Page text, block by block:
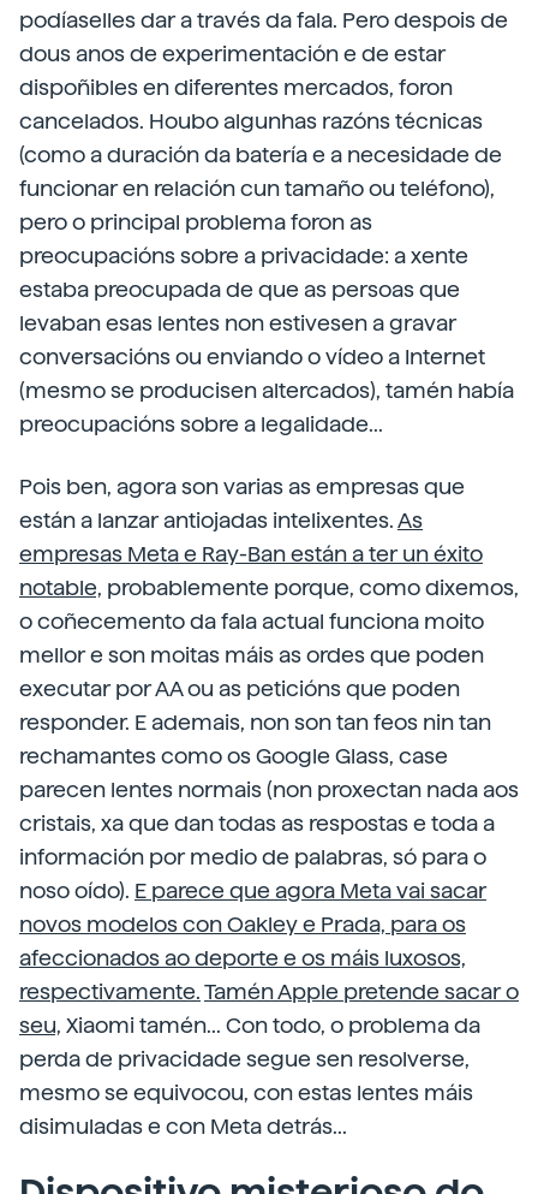
podíaselles dar a través da fala. Pero despois de
dous anos de experimentación e de estar
dispoñibles en diferentes mercados, foron
cancelados. Houbo algunhas razóns técnicas
(como a duración da batería e a necesidade de
funcionar en relación cun tamaño ou teléfono),
pero o principal problema foron as
preocupacións sobre a privacidade: a xente
estaba preocupada de que as persoas que
levaban esas lentes non estivesen a gravar
conversacións ou enviando o vídeo a Internet
(mesmo se producisen altercados), tamén había
preocupacións sobre a legalidade...
Pois ben, agora son varias as empresas que
están a lanzar antiojadas intelixentes.As
empresas Meta e Ray-Ban están a ter un éxito
notable, probablemente porque, como dixemos,
o coñecemento da fala actual funciona moito
mellor e son moitas máis as ordes que poden
executar por AA ou as peticións que poden
responder. E ademais, non son tan feos nin tan
rechamantes como os Google Glass, case
parecen lentes normais (non proxectan nada aos
cristais, xa que dan todas as respostas e toda a
información por medio de palabras, só para o
noso oído). E parece que agora Meta vai sacar
novos modelos con Oakley e Prada, para os
afeccionados ao deporte e os máis luxosos,
respectivamente.Tamén Apple pretende sacar o
seu, Xiaomi tamén... Con todo, o problema da
perda de privacidade segue sen resolverse,
mesmo se equivocou, con estas lentes máis
disimuladas e con Meta detrás...